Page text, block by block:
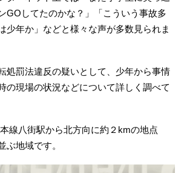
GOしてたのかな？」「こういう事故多
少年か」などと様々な声が多数見られま
処罰法違反の疑いとして、少年から事情
の現場の状況などについて詳しく調べて
線八街駅から北方向に約２kmの地点
ぶ地域です。